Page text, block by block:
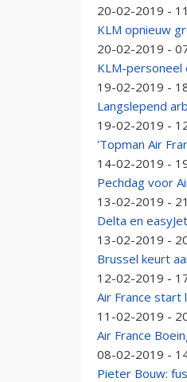
20-02-2019 -
KLM opnieuw
20-02-2019 -
KLM-personeel
19-02-2019 -
Langslepend
19-02-2019 -
'Topman Air
14-02-2019 -
Pechdag voor
13-02-2019 -
Delta en
13-02-2019 -
Brussel keurt
12-02-2019 -
Air France start
11-02-2019 -
Air France
08-02-2019 -
Pieter Bouw: